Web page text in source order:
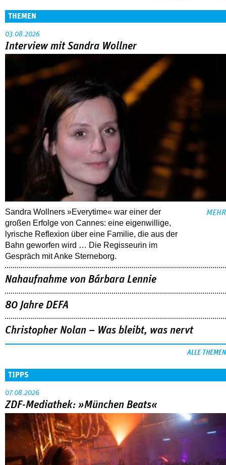
THEMEN
03.08.2026
Interview mit Sandra Wollner
Sandra Wollners »Everytime« war einer der
großen Erfolge von Cannes: eine eigenwillige,
lyrische Reflexion über eine ­Familie, die aus der
Bahn geworfen wird … Die Regisseurin im
Gespräch mit Anke Sterneborg.
MEHR
Nahaufnahme von Bárbara Lennie
80 Jahre DEFA
Christopher Nolan – Was bleibt, was nervt
ALLE THEMEN
TIPPS
07.08.2026
ZDF-Mediathek: »München Beats«